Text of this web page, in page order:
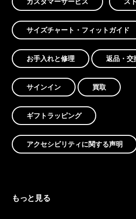
サイズチャート・フィットガイド
お手入れと修理 返品・交
サインイン 買取
ギフトラッピング
アクセシビリティに関する声明
もっと見る